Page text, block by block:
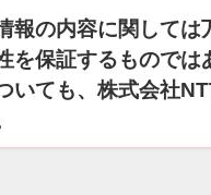
の内容に関しては
を保証するものでは
いても、株式会社